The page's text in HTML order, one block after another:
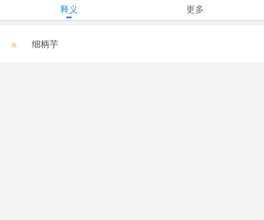
释义 更多
n. 细柄芋